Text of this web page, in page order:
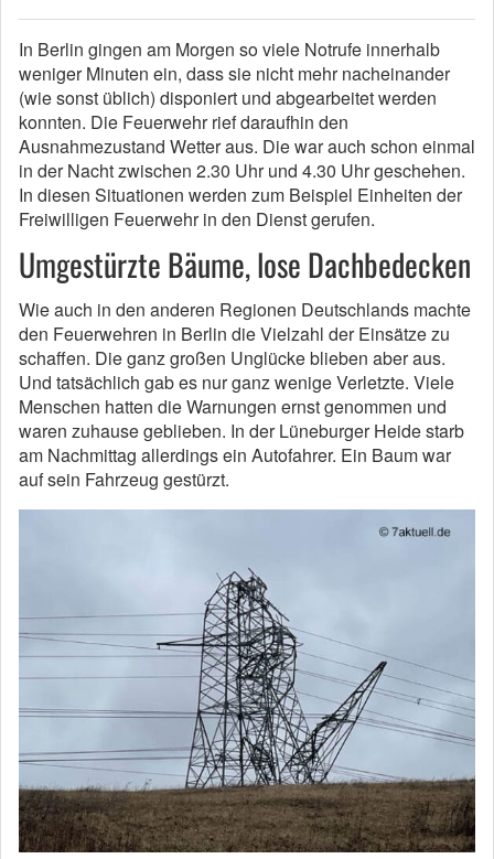
In Berlin gingen am Morgen so viele Notrufe innerhalb
weniger Minuten ein, dass sie nicht mehr nacheinander
(wie sonst üblich) disponiert und abgearbeitet werden
konnten. Die Feuerwehr rief daraufhin den
Ausnahmezustand Wetter aus. Die war auch schon einmal
in der Nacht zwischen 2.30 Uhr und 4.30 Uhr geschehen.
In diesen Situationen werden zum Beispiel Einheiten der
Freiwilligen Feuerwehr in den Dienst gerufen.
Umgestürzte Bäume, lose Dachbedecken
Wie auch in den anderen Regionen Deutschlands machte
den Feuerwehren in Berlin die Vielzahl der Einsätze zu
schaffen. Die ganz großen Unglücke blieben aber aus.
Und tatsächlich gab es nur ganz wenige Verletzte. Viele
Menschen hatten die Warnungen ernst genommen und
waren zuhause geblieben. In der Lüneburger Heide starb
am Nachmittag allerdings ein Autofahrer. Ein Baum war
auf sein Fahrzeug gestürzt.